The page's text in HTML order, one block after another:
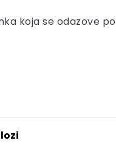
koja se odazove